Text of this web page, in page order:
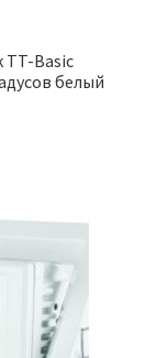
TT-Basic
белый